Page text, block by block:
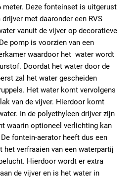
meter. Deze fonteinset is uitgerust
met daaronder een RVS
vanuit de vijver op decoratieve
pomp is voorzien van een
waardoor het water wordt
Doordat het water door de
zal het water gescheiden
Het water komt vervolgens
van de vijver. Hierdoor komt
In de polyethyleen drijver zijn
waarin optioneel verlichting kan
fontein-aerator heeft dus een
het verfraaien van een waterpartij
Hierdoor wordt er extra
de vijver en is het water in